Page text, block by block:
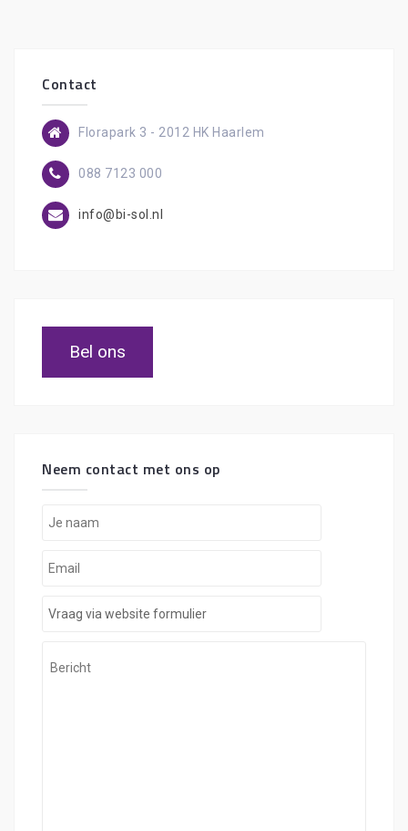
Contact
Florapark 3 - 2012 HK Haarlem
088 7123 000
info@bi-sol.nl
Bel ons
Neem contact met ons op